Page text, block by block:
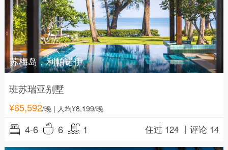
苏梅岛，利帕诺伊
班苏瑞亚别墅
¥65,592/晚| 人均¥8,199/晚
4-6 6 1 住过 124 丨评论 14